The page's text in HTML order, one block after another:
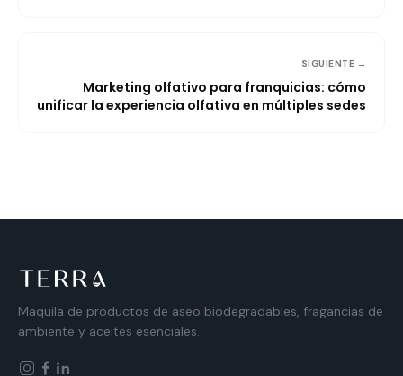
SIGUIENTE →
Marketing olfativo para franquicias: cómo
unificar la experiencia olfativa en múltiples sedes
Maquila de productos de aseo biodegradables, fragancias de
ambiente y aceites esenciales.